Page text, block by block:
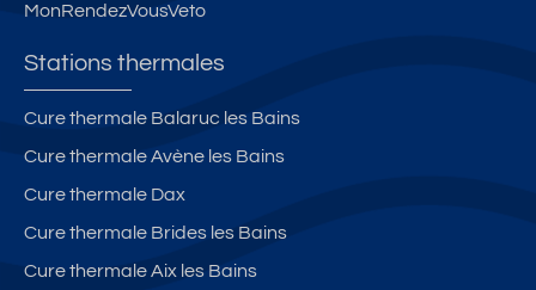
MonRendezVousVeto
Stations thermales
Cure thermale Balaruc les Bains
Cure thermale Avène les Bains
Cure thermale Dax
Cure thermale Brides les Bains
Cure thermale Aix les Bains